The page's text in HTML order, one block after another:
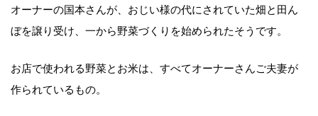
オーナーの国本さんが、おじい様の代にされていた畑と田ん
ぼを譲り受け、一から野菜づくりを始められたそうです。
お店で使われる野菜とお米は、すべてオーナーさんご夫妻が
作られているもの。